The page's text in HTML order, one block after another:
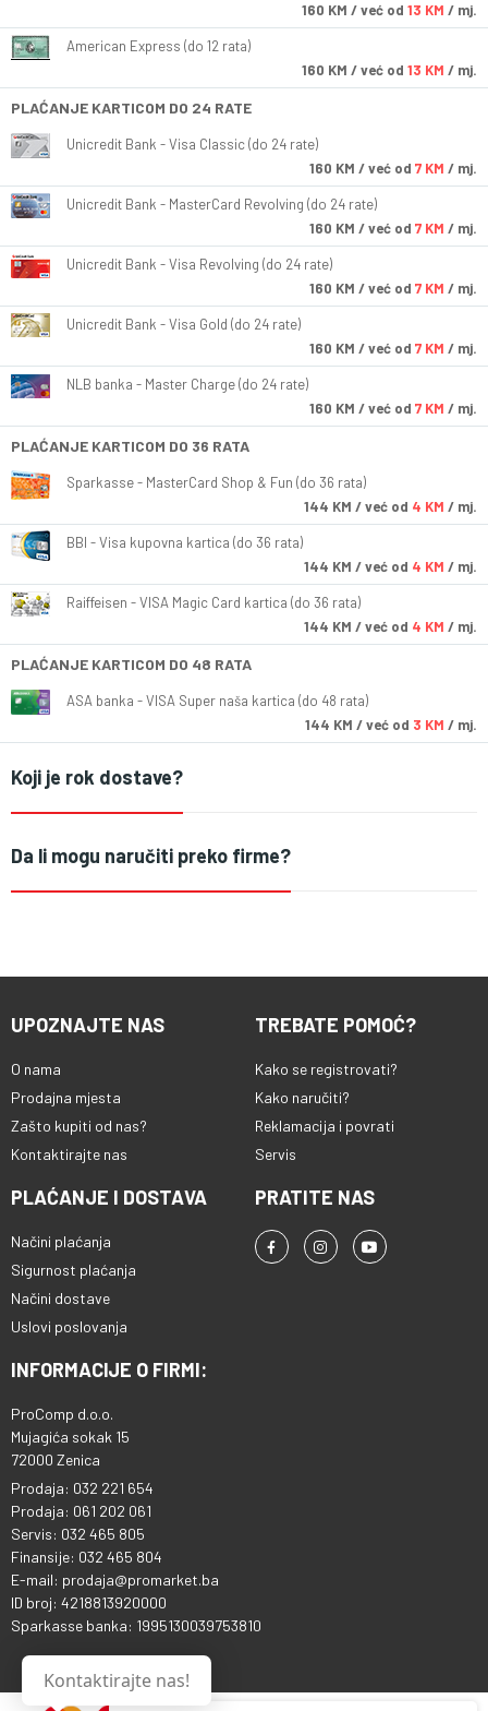
160 KM / već od 13 KM / mj.
American Express (do 12 rata)
160 KM / već od 13 KM / mj.
PLAĆANJE KARTICOM DO 24 RATE
Unicredit Bank - Visa Classic (do 24 rate)
160 KM / već od 7 KM / mj.
Unicredit Bank - MasterCard Revolving (do 24 rate)
160 KM / već od 7 KM / mj.
Unicredit Bank - Visa Revolving (do 24 rate)
160 KM / već od 7 KM / mj.
Unicredit Bank - Visa Gold (do 24 rate)
160 KM / već od 7 KM / mj.
NLB banka - Master Charge (do 24 rate)
160 KM / već od 7 KM / mj.
PLAĆANJE KARTICOM DO 36 RATA
Sparkasse - MasterCard Shop & Fun (do 36 rata)
144 KM / već od 4 KM / mj.
BBI - Visa kupovna kartica (do 36 rata)
144 KM / već od 4 KM / mj.
Raiffeisen - VISA Magic Card kartica (do 36 rata)
144 KM / već od 4 KM / mj.
PLAĆANJE KARTICOM DO 48 RATA
ASA banka - VISA Super naša kartica (do 48 rata)
144 KM / već od 3 KM / mj.
Koji je rok dostave?
Da li mogu naručiti preko firme?
UPOZNAJTE NAS
O nama
Prodajna mjesta
Zašto kupiti od nas?
Kontaktirajte nas
TREBATE POMOĆ?
Kako se registrovati?
Kako naručiti?
Reklamacija i povrati
Servis
PLAĆANJE I DOSTAVA
Načini plaćanja
Sigurnost plaćanja
Načini dostave
Uslovi poslovanja
PRATITE NAS
INFORMACIJE O FIRMI:
ProComp d.o.o.
Mujagića sokak 15
72000 Zenica
Prodaja: 032 221 654
Prodaja: 061 202 061
Servis: 032 465 805
Finansije: 032 465 804
E-mail: prodaja@promarket.ba
ID broj: 4218813920000
Sparkasse banka: 1995130039753810
Kontaktirajte nas!